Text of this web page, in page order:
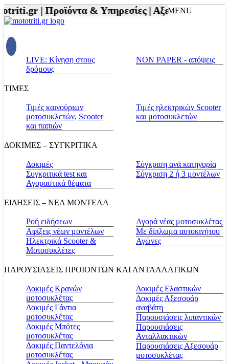
|Προϊόντα & Υπηρεσίες |Αξεσουάρ
MENU
LIVE: Κίνηση στους
δρόμους
NON PAPER - απόψεις
ΤΙΜΕΣ
Τιμές καινούριων
μοτοσυκλετών, Scooter
και παπιών
Τιμές ηλεκτρικών Scooter
και μοτοσυκλετών
ΔΟΚΙΜΕΣ – ΣΥΓΚΡΙΤΙΚΑ
Δοκιμές
Συγκριτικά test και
Αγοραστικά θέματα
Σύγκριση ανά κατηγορία
Σύγκριση 2 ή 3 μοντέλων
ΕΙΔΗΣΕΙΣ – ΝΕΑ ΜΟΝΤΕΛΑ
Ροή ειδήσεων
Αφίξεις νέων μοντέλων
Ηλεκτρικά Scooter &
Μοτοσυκλέτες
Αγορά νέας μοτοσυκλέτας
Με δίπλωμα αυτοκινήτου
Αγώνες
ΠΑΡΟΥΣΙΑΣΕΙΣ ΠΡΟΙΟΝΤΩΝ ΚΑΙ ΑΝΤΑΛΛΑΤΙΚΩΝ
Δοκιμές Κρανών
μοτοσυκλέτας
Δοκιμές Γάντια
μοτοσυκλέτας
Δοκιμές Μπότες
μοτοσυκλέτας
Δοκιμές Παντελόνια
μοτοσυκλέτας
Δοκιμές Ελαστικών
Δοκιμές Αξεσουάρ
αναβάτη
Παρουσιάσεις λιπαντικών
Παρουσιάσεις
Ανταλλακτικών
Παρουσιάσεις Αξεσουάρ
μοτοσυκλέτας